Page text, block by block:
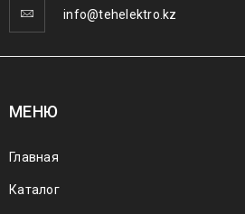
info@tehelektro.kz
МЕНЮ
Главная
Каталог